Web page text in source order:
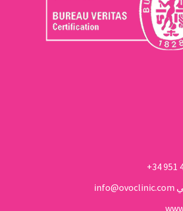
info@ovoclinic.com